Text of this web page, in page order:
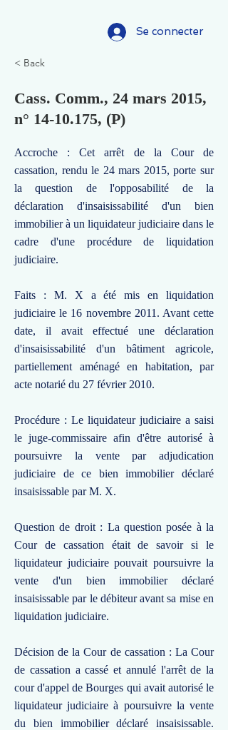
Se connecter
< Back
Cass. Comm., 24 mars 2015,
n° 14-10.175, (P)
Accroche : Cet arrêt de la Cour de
cassation, rendu le 24 mars 2015, porte sur
la question de l'opposabilité de la
déclaration d'insaisissabilité d'un bien
immobilier à un liquidateur judiciaire dans le
cadre d'une procédure de liquidation
judiciaire.
Faits : M. X a été mis en liquidation
judiciaire le 16 novembre 2011. Avant cette
date, il avait effectué une déclaration
d'insaisissabilité d'un bâtiment agricole,
partiellement aménagé en habitation, par
acte notarié du 27 février 2010.
Procédure : Le liquidateur judiciaire a saisi
le juge-commissaire afin d'être autorisé à
poursuivre la vente par adjudication
judiciaire de ce bien immobilier déclaré
insaisissable par M. X.
Question de droit : La question posée à la
Cour de cassation était de savoir si le
liquidateur judiciaire pouvait poursuivre la
vente d'un bien immobilier déclaré
insaisissable par le débiteur avant sa mise en
liquidation judiciaire.
Décision de la Cour de cassation : La Cour
de cassation a cassé et annulé l'arrêt de la
cour d'appel de Bourges qui avait autorisé le
liquidateur judiciaire à poursuivre la vente
du bien immobilier déclaré insaisissable.